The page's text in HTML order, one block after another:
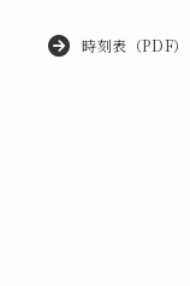
時刻表（PDF）